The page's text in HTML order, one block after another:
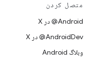
متصل کردن
‫‎@Android در X
‫‎@AndroidDev در X
وبلاگ Android